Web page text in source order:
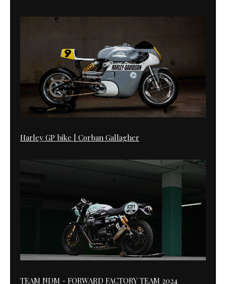
Harley GP bike | Corban Gallagher
TEAM NDM - FORWARD FACTORY TEAM 2024